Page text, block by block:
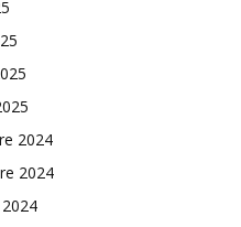
2024
2024